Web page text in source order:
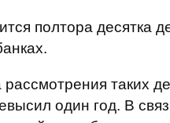
полтора десятка
таких
один год. В